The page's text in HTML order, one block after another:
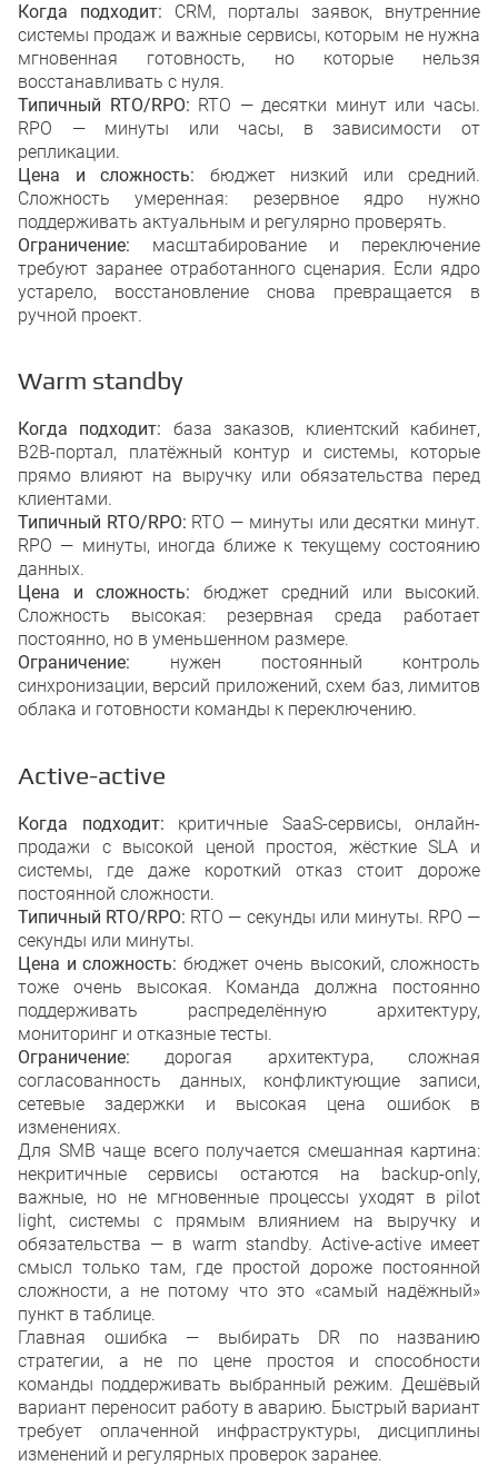
Когда подходит: CRM, порталы заявок, внутренние
системы продаж и важные сервисы, которым не нужна
мгновенная готовность, но которые нельзя
восстанавливать с нуля.
Типичный RTO/RPO: RTO — десятки минут или часы.
RPO — минуты или часы, в зависимости от
репликации.
Цена и сложность: бюджет низкий или средний.
Сложность умеренная: резервное ядро нужно
поддерживать актуальным и регулярно проверять.
Ограничение: масштабирование и переключение
требуют заранее отработанного сценария. Если ядро
устарело, восстановление снова превращается в
ручной проект.
Warm standby
Когда подходит: база заказов, клиентский кабинет,
B2B-портал, платёжный контур и системы, которые
прямо влияют на выручку или обязательства перед
клиентами.
Типичный RTO/RPO: RTO — минуты или десятки минут.
RPO — минуты, иногда ближе к текущему состоянию
данных.
Цена и сложность: бюджет средний или высокий.
Сложность высокая: резервная среда работает
постоянно, но в уменьшенном размере.
Ограничение: нужен постоянный контроль
синхронизации, версий приложений, схем баз, лимитов
облака и готовности команды к переключению.
Active-active
Когда подходит: критичные SaaS-сервисы, онлайн-
продажи с высокой ценой простоя, жёсткие SLA и
системы, где даже короткий отказ стоит дороже
постоянной сложности.
Типичный RTO/RPO: RTO — секунды или минуты. RPO —
секунды или минуты.
Цена и сложность: бюджет очень высокий, сложность
тоже очень высокая. Команда должна постоянно
поддерживать распределённую архитектуру,
мониторинг и отказные тесты.
Ограничение: дорогая архитектура, сложная
согласованность данных, конфликтующие записи,
сетевые задержки и высокая цена ошибок в
изменениях.
Для SMB чаще всего получается смешанная картина:
некритичные сервисы остаются на backup-only,
важные, но не мгновенные процессы уходят в pilot
light, системы с прямым влиянием на выручку и
обязательства — в warm standby. Active-active имеет
смысл только там, где простой дороже постоянной
сложности, а не потому что это «самый надёжный»
пункт в таблице.
Главная ошибка — выбирать DR по названию
стратегии, а не по цене простоя и способности
команды поддерживать выбранный режим. Дешёвый
вариант переносит работу в аварию. Быстрый вариант
требует оплаченной инфраструктуры, дисциплины
изменений и регулярных проверок заранее.